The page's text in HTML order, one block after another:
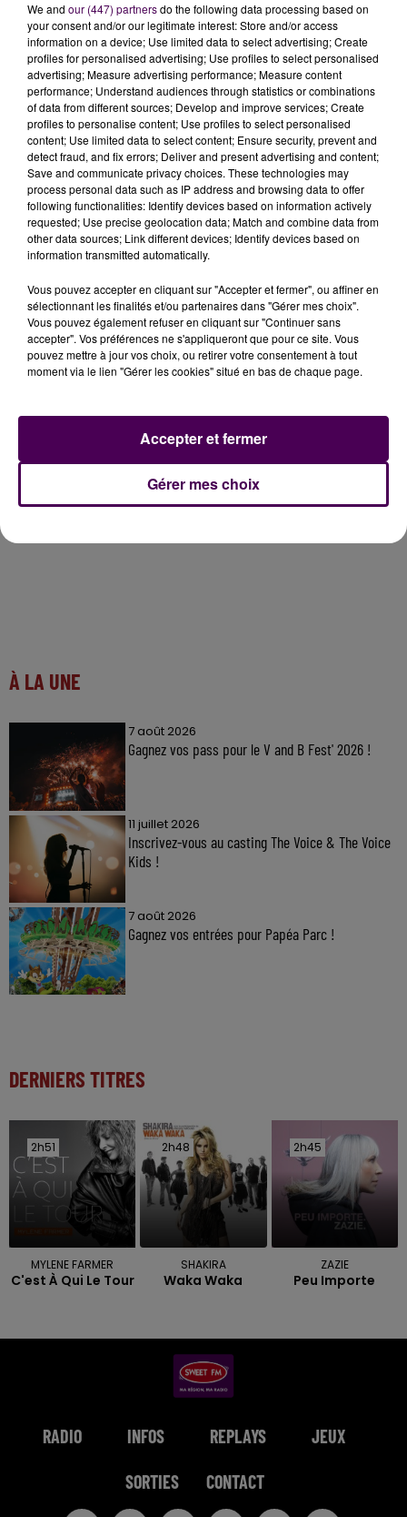
À LA UNE
7 août 2026
Gagnez vos pass pour le V and B Fest' 2026 !
11 juillet 2026
Inscrivez-vous au casting The Voice & The Voice
Kids !
7 août 2026
Gagnez vos entrées pour Papéa Parc !
DERNIERS TITRES
2h51
2h51
MYLENE FARMER
C'est À Qui Le Tour
2h48
2h48
SHAKIRA
Waka Waka
2h45
2h45
ZAZIE
Peu Importe
RADIO INFOS REPLAYS JEUX
SORTIES CONTACT
We and our (447) partnersdo the following data processing based on
your consent and/or our legitimate interest: Store and/or access
information on a device; Use limited data to select advertising; Create
profiles for personalised advertising; Use profiles to select personalised
advertising; Measure advertising performance; Measure content
performance; Understand audiences through statistics or combinations
of data from different sources; Develop and improve services; Create
profiles to personalise content; Use profiles to select personalised
content; Use limited data to select content; Ensure security, prevent and
detect fraud, and fix errors; Deliver and present advertising and content;
Save and communicate privacy choices. These technologies may
process personal data such as IP address and browsing data to offer
following functionalities: Identify devices based on information actively
requested; Use precise geolocation data; Match and combine data from
other data sources; Link different devices; Identify devices based on
information transmitted automatically.
Vous pouvez accepter en cliquant sur "Accepter et fermer", ou affiner en
sélectionnant les finalités et/ou partenaires dans "Gérer mes choix".
Vous pouvez également refuser en cliquant sur "Continuer sans
accepter". Vos préférences ne s'appliqueront que pour ce site. Vous
pouvez mettre à jour vos choix, ou retirer votre consentement à tout
moment via le lien "Gérer les cookies" situé en bas de chaque page.
Gérer mes choix
Accepter et fermer